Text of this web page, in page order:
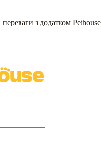
переваги з додатком Pethouse